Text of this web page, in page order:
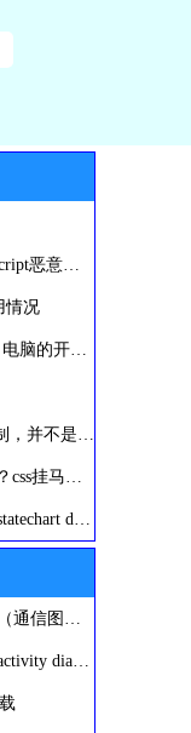
解决并清除SQL被注入script恶意代码
情况
通过windows日志查看，电脑的开、关机时间
数据库对表名长度的限制，并不是你想多长就可建多长
css也能挂马，你知道吗？css挂马攻防实录
UML系列——状态机图statechart diagram
diagram
diagram